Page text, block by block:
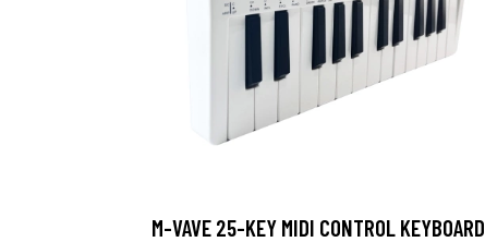
M-VAVE 25-KEY MIDI CONTROL KEYBOARD